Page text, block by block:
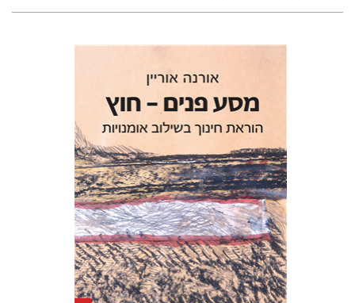
אורנה אוריין
הנחת אתר ספר מודפס